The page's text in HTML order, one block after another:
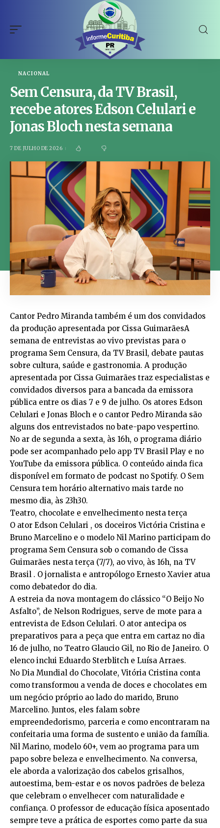
NACIONAL
Sem Censura, da TV Brasil,
recebe atores Edson Celulari e
Jonas Bloch nesta semana
7 DE JULHO DE 2026
Cantor Pedro Miranda também é um dos convidados
da produção apresentada por Cissa GuimarãesA
semana de entrevistas ao vivo previstas para o
programa Sem Censura, da TV Brasil, debate pautas
sobre cultura, saúde e gastronomia. A produção
apresentada por Cissa Guimarães traz especialistas e
convidados diversos para a bancada da emissora
pública entre os dias 7 e 9 de julho. Os atores Edson
Celulari e Jonas Bloch e o cantor Pedro Miranda são
alguns dos entrevistados no bate-papo vespertino.
No ar de segunda a sexta, às 16h, o programa diário
pode ser acompanhado pelo app TV Brasil Play e no
YouTube da emissora pública. O conteúdo ainda fica
disponível em formato de podcast no Spotify. O Sem
Censura tem horário alternativo mais tarde no
mesmo dia, às 23h30.
Teatro, chocolate e envelhecimento nesta terça
O ator Edson Celulari , os doceiros Victória Cristina e
Bruno Marcelino e o modelo Nil Marino participam do
programa Sem Censura sob o comando de Cissa
Guimarães nesta terça (7/7), ao vivo, às 16h, na TV
Brasil . O jornalista e antropólogo Ernesto Xavier atua
como debatedor do dia.
A estreia da nova montagem do clássico “O Beijo No
Asfalto”, de Nelson Rodrigues, serve de mote para a
entrevista de Edson Celulari. O ator antecipa os
preparativos para a peça que entra em cartaz no dia
16 de julho, no Teatro Glaucio Gil, no Rio de Janeiro. O
elenco inclui Eduardo Sterblitch e Luísa Arraes.
No Dia Mundial do Chocolate, Vitória Cristina conta
como transformou a venda de doces e chocolates em
um negócio próprio ao lado do marido, Bruno
Marcelino. Juntos, eles falam sobre
empreendedorismo, parceria e como encontraram na
confeitaria uma forma de sustento e união da família.
Nil Marino, modelo 60+, vem ao programa para um
papo sobre beleza e envelhecimento. Na conversa,
ele aborda a valorização dos cabelos grisalhos,
autoestima, bem-estar e os novos padrões de beleza
que celebram o envelhecer com naturalidade e
confiança. O professor de educação física aposentado
sempre teve a prática de esportes como parte da sua